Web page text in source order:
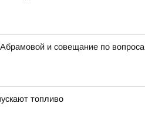
и совещание по
топливо